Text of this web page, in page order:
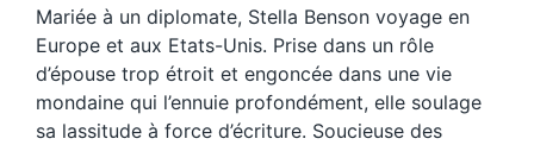
Mariée à un diplomate, Stella Benson voyage en
Europe et aux Etats-Unis. Prise dans un rôle
d’épouse trop étroit et engoncée dans une vie
mondaine qui l’ennuie profondément, elle soulage
sa lassitude à force d’écriture. Soucieuse des